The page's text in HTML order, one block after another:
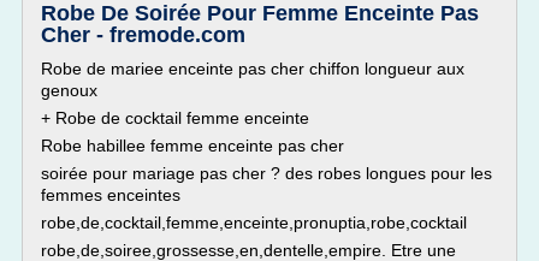
Robe De Soirée Pour Femme Enceinte Pas
Cher - fremode.com
Robe de mariee enceinte pas cher chiffon longueur aux
genoux
+ Robe de cocktail femme enceinte
Robe habillee femme enceinte pas cher
soirée pour mariage pas cher ? des robes longues pour les
femmes enceintes
robe,de,cocktail,femme,enceinte,pronuptia,robe,cocktail
robe,de,soiree,grossesse,en,dentelle,empire. Etre une